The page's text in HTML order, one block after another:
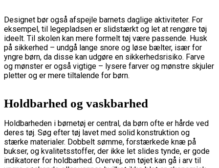
Designet bør også afspejle barnets daglige aktiviteter. For
eksempel, til legepladsen er slidstærkt og let at rengøre tøj
ideelt. Til skolen kan mere formelt tøj være passende. Husk
på sikkerhed – undgå lange snore og løse bælter, især for
yngre børn, da disse kan udgøre en sikkerhedsrisiko. Farve
og mønster er også vigtige – lysere farver og mønstre skjuler
pletter og er mere tiltalende for børn.
Holdbarhed og vaskbarhed
Holdbarheden i børnetøj er central, da børn ofte er hårde ved
deres tøj. Søg efter tøj lavet med solid konstruktion og
stærke materialer. Dobbelt sømme, forstærkede knæ på
bukser, og kvalitetsstoffer, der ikke let slides tynde, er gode
indikatorer for holdbarhed. Overvej, om tøjet kan gå i arv til